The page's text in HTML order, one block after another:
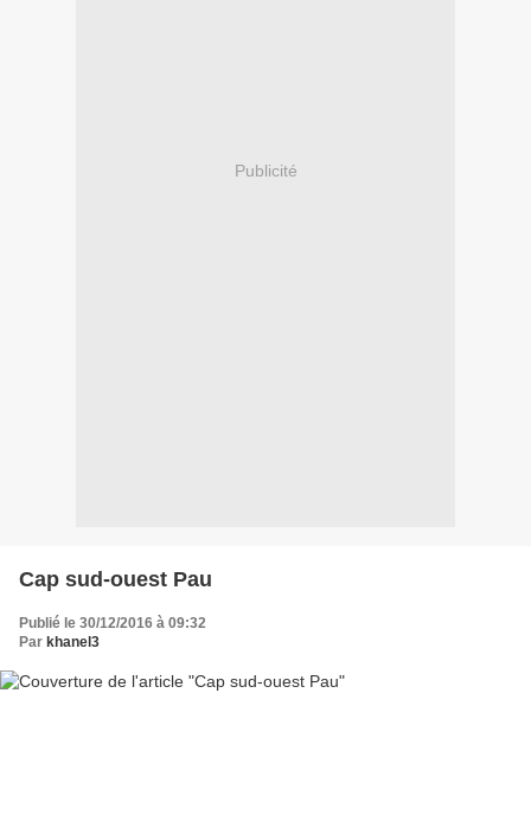
Publicité
Cap sud-ouest Pau
Publié le 30/12/2016 à 09:32
Par khanel3